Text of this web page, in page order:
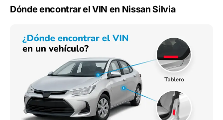
Dónde encontrar el VIN en Nissan Silvia